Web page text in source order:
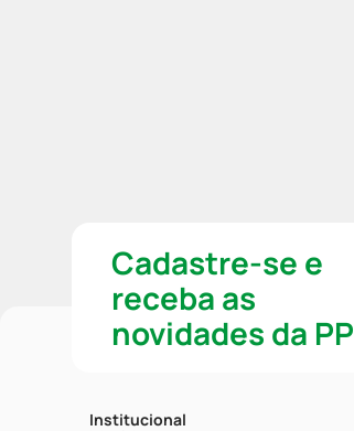
Cadastre-se e
receba as
novidades da PP
Institucional